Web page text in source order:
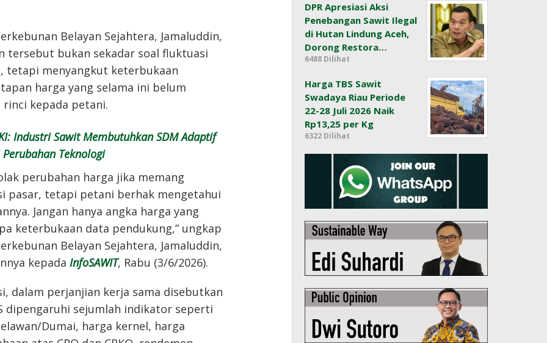
Belayan Sejahtera, Jamaluddin,
tersebut bukan sekadar soal fluktuasi
tetapi menyangkut keterbukaan
harga yang selama ini belum
rinci kepada petani.
Industri Sawit Membutuhkan SDM Adaptif
Teknologi
perubahan harga jika memang
pasar, tetapi petani berhak mengetahui
Jangan hanya angka harga yang
keterbukaan data pendukung,” ungkap
Belayan Sejahtera, Jamaluddin,
kepada InfoSAWIT, Rabu (3/6/2026).
dalam perjanjian kerja sama disebutkan
dipengaruhi sejumlah indikator seperti
Dumai, harga kernel, harga
DPR Apresiasi Aksi
Penebangan Sawit Ilegal
di Hutan Lindung Aceh,
Dorong Restora…
6488 Dilihat
Harga TBS Sawit
Swadaya Riau Periode
22-28 Juli 2026 Naik
Rp13,25 per Kg
6322 Dilihat